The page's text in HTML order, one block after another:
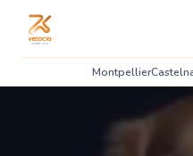
Montpellier